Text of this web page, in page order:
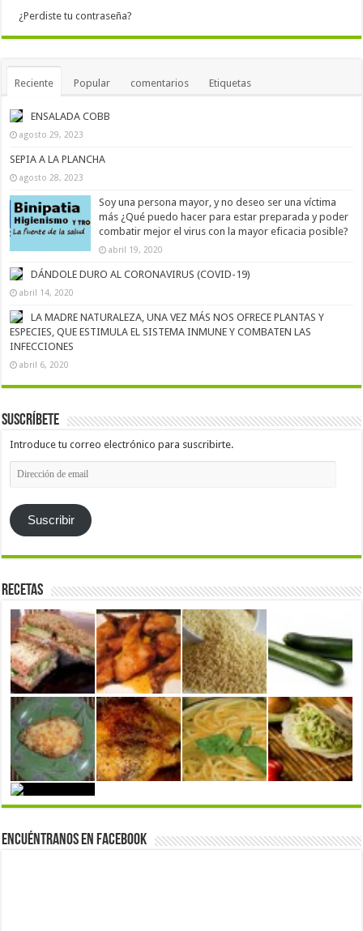
¿Perdiste tu contraseña?
Reciente Popular comentarios Etiquetas
ENSALADA COBB
agosto 29, 2023
SEPIA A LA PLANCHA
agosto 28, 2023
Soy una persona mayor, y no deseo ser una víctima
más ¿Qué puedo hacer para estar preparada y poder
combatir mejor el virus con la mayor eficacia posible?
abril 19, 2020
DÁNDOLE DURO AL CORONAVIRUS (COVID-19)
abril 14, 2020
LA MADRE NATURALEZA, UNA VEZ MÁS NOS OFRECE PLANTAS Y
ESPECIES, QUE ESTIMULA EL SISTEMA INMUNE Y COMBATEN LAS
INFECCIONES
abril 6, 2020
Suscríbete
Introduce tu correo electrónico para suscribirte.
Dirección
de
Suscribir
Recetas
Encuéntranos en Facebook